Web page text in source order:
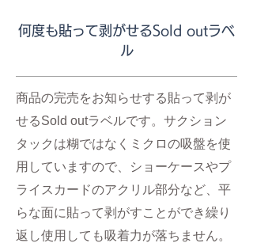
何度も貼って剥がせるSold outラベ
ル
商品の完売をお知らせする貼って剥が
せるSold outラベルです。サクション
タックは糊ではなくミクロの吸盤を使
用していますので、ショーケースやプ
ライスカードのアクリル部分など、平
らな面に貼って剥がすことができ繰り
返し使用しても吸着力が落ちません。